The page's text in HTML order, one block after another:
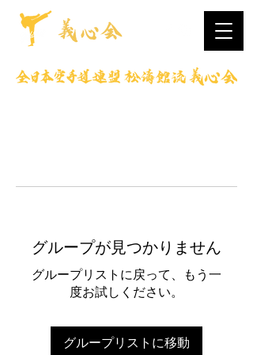
グループが見つかりません
グループリストに戻って、もう一
度お試しください。
グループリストに移動